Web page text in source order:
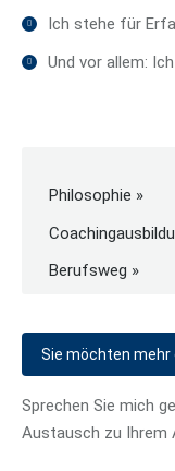
Ich stehe für
Und vor allem:
Philosophie
Berufsweg
Sie möchten mehr
Sprechen Sie mich
Austausch zu Ihrem